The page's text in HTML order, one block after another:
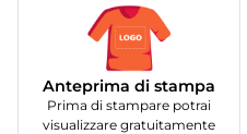
Anteprima di stampa
Prima di stampare potrai
visualizzare gratuitamente